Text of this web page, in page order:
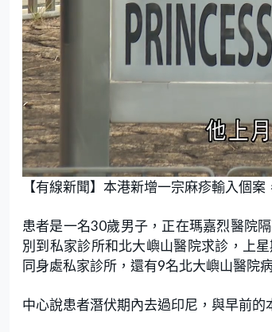
U
n
m
u
L
o
a
d
4
2
.
8
6
%
【有線新聞】本港新增一宗麻疹輸入個
患者是一名30歲男子，正在瑪嘉烈醫院
別到私家診所和北大嶼山醫院求診，上
同身處私家診所，還有9名北大嶼山醫院
中心說患者潛伏期內去過印尼，與早前